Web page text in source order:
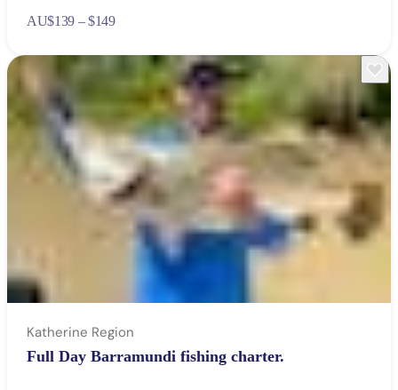
AU$139 – $149
Katherine Region
Full Day Barramundi fishing charter.